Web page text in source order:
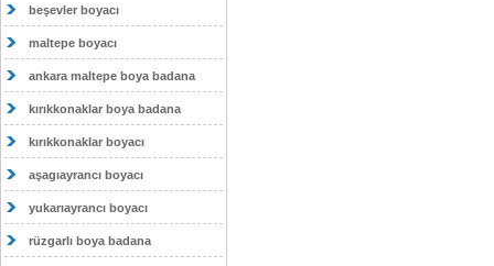
beşevler boyacı
maltepe boyacı
ankara maltepe boya badana
kırıkkonaklar boya badana
kırıkkonaklar boyacı
aşagıayrancı boyacı
yukarıayrancı boyacı
rüzgarlı boya badana